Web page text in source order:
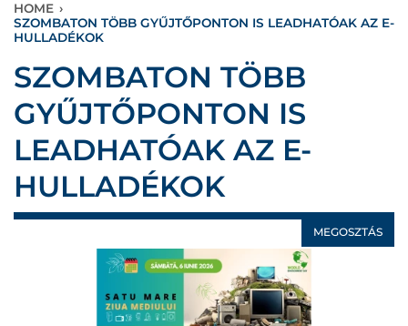
HOME ›
SZOMBATON TÖBB GYŰJTŐPONTON IS LEADHATÓAK AZ E-
HULLADÉKOK
SZOMBATON TÖBB
GYŰJTŐPONTON IS
LEADHATÓAK AZ E-
HULLADÉKOK
MEGOSZTÁS